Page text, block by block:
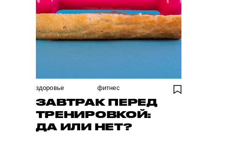
здоровье фитнес
ЗАВТРАК ПЕРЕД
ТРЕНИРОВКОЙ:
ДА ИЛИ НЕТ?